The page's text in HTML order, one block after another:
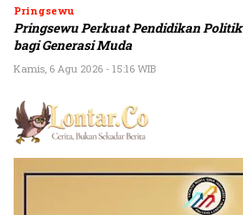
Pringsewu
Pringsewu Perkuat Pendidikan Politik
bagi Generasi Muda
Kamis, 6 Agu 2026 - 15:16 WIB